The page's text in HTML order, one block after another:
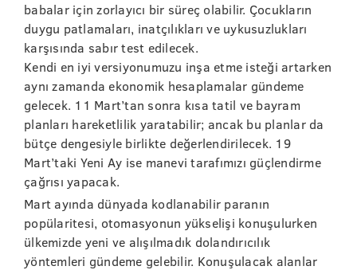
babalar için zorlayıcı bir süreç olabilir. Çocukların
duygu patlamaları, inatçılıkları ve uykusuzlukları
karşısında sabır test edilecek.
Kendi en iyi versiyonumuzu inşa etme isteği artarken
aynı zamanda ekonomik hesaplamalar gündeme
gelecek. 11 Mart’tan sonra kısa tatil ve bayram
planları hareketlilik yaratabilir; ancak bu planlar da
bütçe dengesiyle birlikte değerlendirilecek. 19
Mart’taki Yeni Ay ise manevi tarafımızı güçlendirme
çağrısı yapacak.
Mart ayında dünyada kodlanabilir paranın
popülaritesi, otomasyonun yükselişi konuşulurken
ülkemizde yeni ve alışılmadık dolandırıcılık
yöntemleri gündeme gelebilir. Konuşulacak alanlar